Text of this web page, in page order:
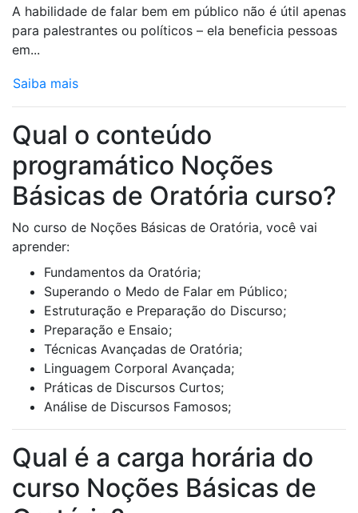
A habilidade de falar bem em público não é útil apenas
para palestrantes ou políticos – ela beneficia pessoas
em...
Saiba mais
Qual o conteúdo
programático Noções
Básicas de Oratória curso?
No curso de Noções Básicas de Oratória, você vai
aprender:
Fundamentos da Oratória;
Superando o Medo de Falar em Público;
Estruturação e Preparação do Discurso;
Preparação e Ensaio;
Técnicas Avançadas de Oratória;
Linguagem Corporal Avançada;
Práticas de Discursos Curtos;
Análise de Discursos Famosos;
Qual é a carga horária do
curso Noções Básicas de